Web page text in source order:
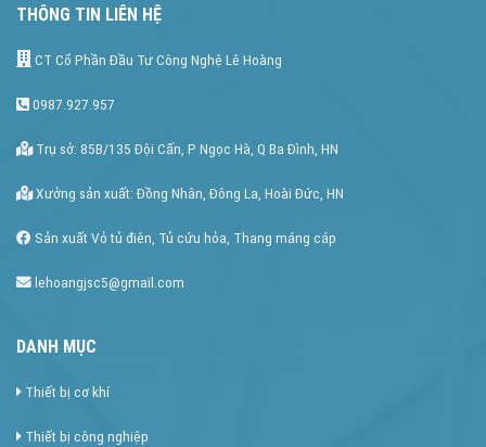
THÔNG TIN LIÊN HỆ
CT Cổ Phần Đầu Tư Công Nghệ Lê Hoàng
0987.927.957
Trụ sở: 85B/135 Đội Cấn, P Ngọc Hà, Q Ba Đình, HN
Xưởng sản xuất: Đồng Nhân, Đông La, Hoài Đức, HN
Sản xuất Vỏ tủ điên, Tủ cứu hỏa, Thang máng cáp
lehoangjsc5@gmail.com
DANH MỤC
Thiết bị cơ khí
Thiết bị công nghiệp